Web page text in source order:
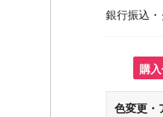
銀行振込
購
色変更・